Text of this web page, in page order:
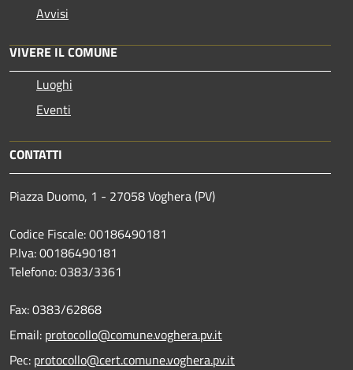
Avvisi
VIVERE IL COMUNE
Luoghi
Eventi
CONTATTI
Piazza Duomo, 1 - 27058 Voghera (PV)
Codice Fiscale: 00186490181
P.Iva: 00186490181
Telefono:0383/3361
Fax:0383/62868
Email: protocollo@comune.voghera.pv.it
Pec: protocollo@cert.comune.voghera.pv.it